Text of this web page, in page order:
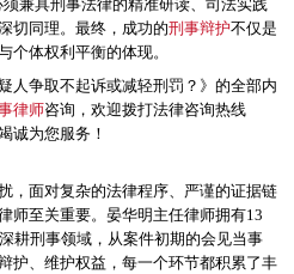
兼具刑事法律的精准研读、司法实践
切同理。最终，成功的刑事辩护不仅是
个体权利平衡的体现。
人争取不起诉或减轻刑罚？》的全部内
律师咨询，欢迎拨打法律咨询热线
诚为您服务！
，面对复杂的法律程序、严谨的证据链
师至关重要。晏华明主任律师拥有13
耕刑事领域，从案件初期的会见当事
护、维护权益，每一个环节都积累了丰